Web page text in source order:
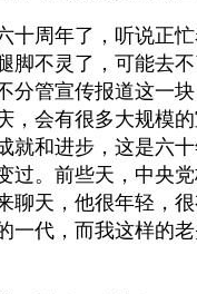
十周年了，听说正忙
脚不灵了，可能去
分管宣传报道这一块
，会有很多大规模
就和进步，这是六
过。前些天，中央
聊天，他很年轻，
一代，而我这样的